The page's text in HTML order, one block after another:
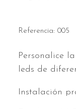
Referencia: 005
Personalice
leds de
Instalación